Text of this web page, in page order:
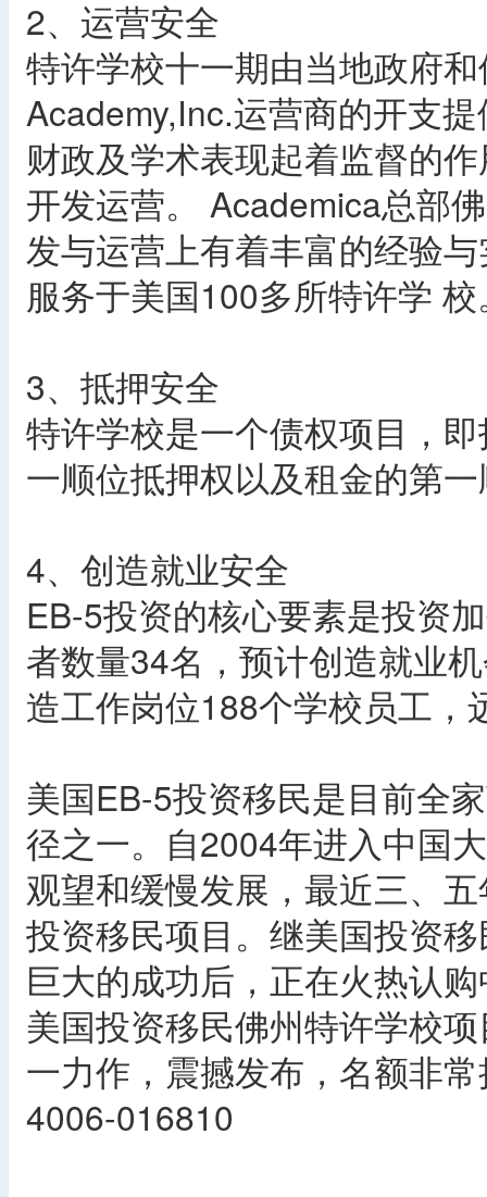
2、运营安全
特许学校十一期由当地政府
Academy,Inc.运营商的开支
财政及学术表现起着监督的
开发运营。 Academica总部
发与运营上有着丰富的经验
服务于美国100多所特许学 校
3、抵押安全
特许学校是一个债权项目，
一顺位抵押权以及租金的第
4、创造就业安全
EB-5投资的核心要素是投资
者数量34名，预计创造就业
造工作岗位188个学校员工，
美国EB-5投资移民是目前全
径之一。自2004年进入中国
观望和缓慢发展，最近三、
投资移民项目。继美国投资
巨大的成功后，正在火热认
美国投资移民佛州特许学校
一力作，震撼发布，名额非
4006-016810